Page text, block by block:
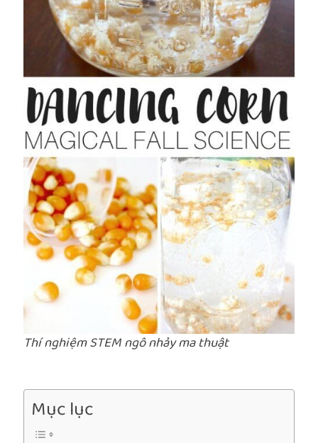
Thí nghiệm STEM ngô nhảy ma thuật
Mục lục